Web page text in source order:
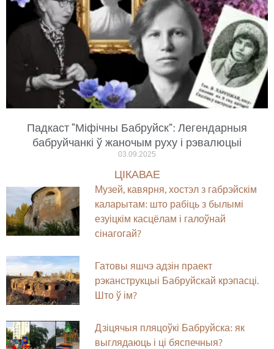
Падкаст “Міфічны Бабруйск”: Легендарныя
бабруйчанкі ў жаночым руху і рэвалюцыі
03.09.2025
ЦІКАВАЕ
Музей, кавярня, хостэл з габрэйскім
каларытам: што рабіць з былымі
езуіцкім касцёлам і галоўнай
сінагогай?
Гатовы яшчэ адзін праект
рэканструкцыі Бабруйскай крэпасці.
Што ў ім?
Дзіцячыя пляцоўкі Бабруйска: як
выглядаюць і ці бяспечныя?